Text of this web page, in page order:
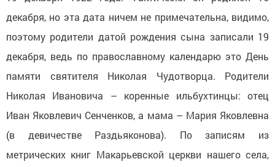
декабря, но эта дата ничем не примечательна, видимо,
поэтому родители датой рождения сына записали 19
декабря, ведь по православному календарю это День
памяти святителя Николая Чудотворца. Родители
Николая Ивановича – коренные ильбухтинцы: отец
Иван Яковлевич Сенченков, а мама – Мария Яковлевна
(в девичестве Раздьяконова). По записям из
метрических книг Макарьевской церкви нашего села,